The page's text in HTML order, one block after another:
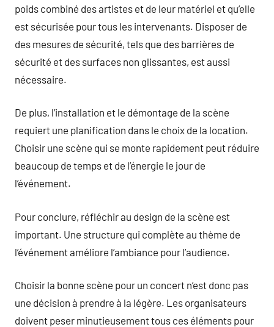
poids combiné des artistes et de leur matériel et qu’elle
est sécurisée pour tous les intervenants. Disposer de
des mesures de sécurité, tels que des barrières de
sécurité et des surfaces non glissantes, est aussi
nécessaire.
De plus, l’installation et le démontage de la scène
requiert une planification dans le choix de la location.
Choisir une scène qui se monte rapidement peut réduire
beaucoup de temps et de l’énergie le jour de
l’événement.
Pour conclure, réfléchir au design de la scène est
important. Une structure qui complète au thème de
l’événement améliore l’ambiance pour l’audience.
Choisir la bonne scène pour un concert n’est donc pas
une décision à prendre à la légère. Les organisateurs
doivent peser minutieusement tous ces éléments pour